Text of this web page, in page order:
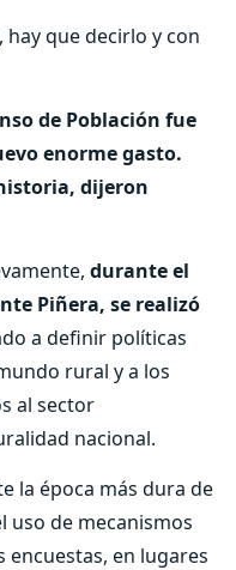
hay que decirlo y con
de Población fue
enorme gasto.
dijeron
durante el
Piñera, se realizó
a definir políticas
rural y a los
al sector
nacional.
la época más dura de
uso de mecanismos
en lugares